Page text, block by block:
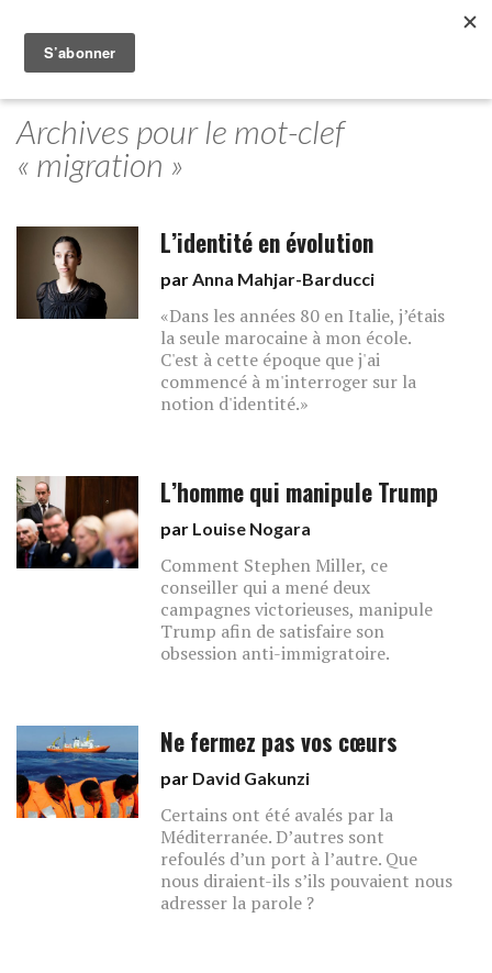
Archives pour le mot-clef
« migration »
L’identité en évolution
parAnna Mahjar-Barducci
«Dans les années 80 en Italie, j’étais
la seule marocaine à mon école.
C'est à cette époque que j'ai
commencé à m'interroger sur la
notion d'identité.»
L’homme qui manipule Trump
par Louise Nogara
Comment Stephen Miller, ce
conseiller qui a mené deux
campagnes victorieuses, manipule
Trump afin de satisfaire son
obsession anti-immigratoire.
Ne fermez pas vos cœurs
par David Gakunzi
Certains ont été avalés par la
Méditerranée. D’autres sont
refoulés d’un port à l’autre. Que
nous diraient-ils s’ils pouvaient nous
adresser la parole ?